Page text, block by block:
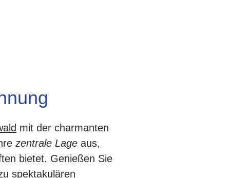
mit der charmanten
zentrale Lage aus,
bietet. Genießen Sie
spektakulären